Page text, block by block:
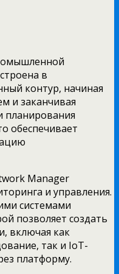
в
контур, начиная
и заканчивая
планирования
обеспечивает
Manager
и управления.
системами
позволяет создать
включая как
так и IoT-
платформу.